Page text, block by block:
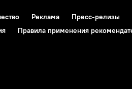
Реклама Пресс-релизы
Правила применения